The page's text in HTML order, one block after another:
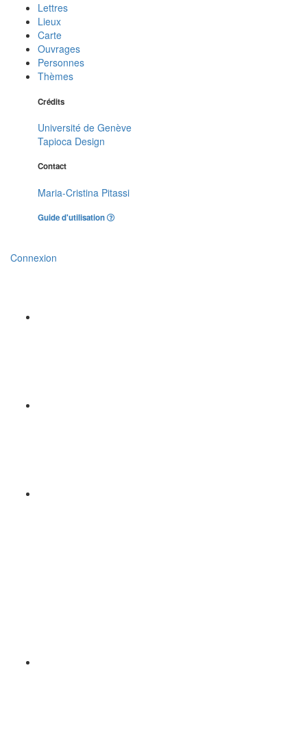
Lettres
Lieux
Carte
Ouvrages
Personnes
Thèmes
Crédits
Université de Genève
Tapioca Design
Contact
Maria-Cristina Pitassi
Guide d'utilisation
Connexion